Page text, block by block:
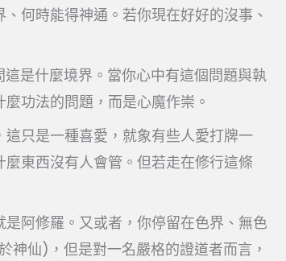
何時能得神通。若你現在好好的沒事、
是什麼境界。當你心中有這個問題與執
功法的問題，而是心魔作崇。
只是一種喜愛，就象有些人愛打牌一
東西沒有人會管。但若走在修行這條
阿修羅。又或者，你停留在色界、無色
神仙)，但是對一名嚴格的證道者而言，